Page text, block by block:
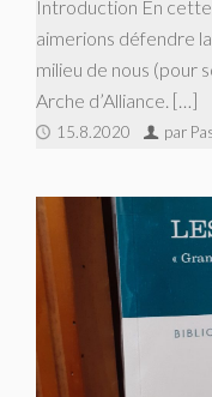
Introduction En cette
aimerions défendre
milieu de nous (pour
Arche d’Alliance. […]
15.8.2020 par